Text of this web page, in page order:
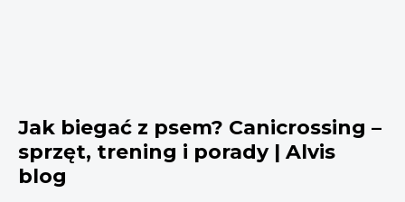
Jak biegać z psem? Canicrossing –
sprzęt, trening i porady | Alvis
blog